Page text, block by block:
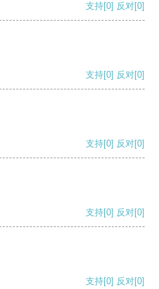
支持[0] 反对[0]
支持[0] 反对[0]
支持[0] 反对[0]
支持[0] 反对[0]
支持[0] 反对[0]